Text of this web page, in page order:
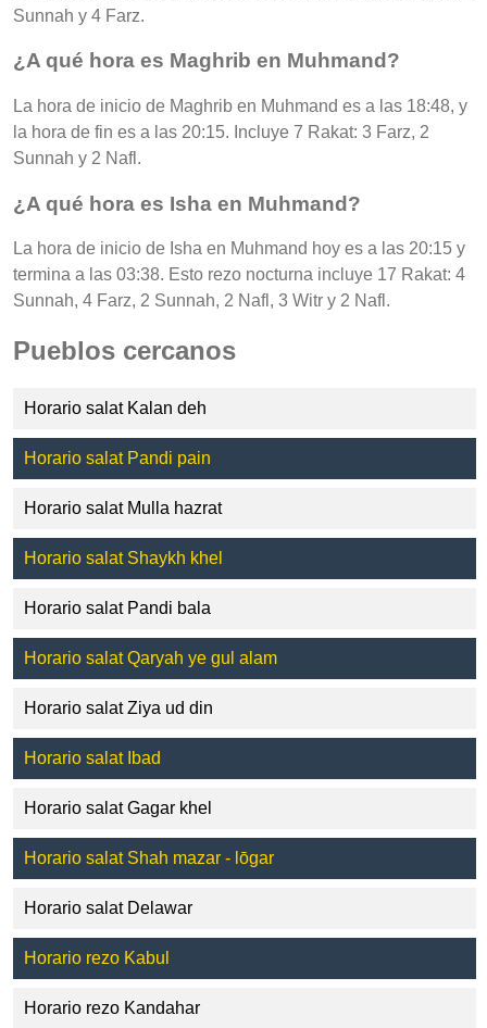
Sunnah y 4 Farz.
¿A qué hora es Maghrib en Muhmand?
La hora de inicio de Maghrib en Muhmand es a las 18:48, y
la hora de fin es a las 20:15. Incluye 7 Rakat: 3 Farz, 2
Sunnah y 2 Nafl.
¿A qué hora es Isha en Muhmand?
La hora de inicio de Isha en Muhmand hoy es a las 20:15 y
termina a las 03:38. Esto rezo nocturna incluye 17 Rakat: 4
Sunnah, 4 Farz, 2 Sunnah, 2 Nafl, 3 Witr y 2 Nafl.
Pueblos cercanos
Horario salat Kalan deh
Horario salat Pandi pain
Horario salat Mulla hazrat
Horario salat Shaykh khel
Horario salat Pandi bala
Horario salat Qaryah ye gul alam
Horario salat Ziya ud din
Horario salat Ibad
Horario salat Gagar khel
Horario salat Shah mazar - lōgar
Horario salat Delawar
Horario rezo Kabul
Horario rezo Kandahar